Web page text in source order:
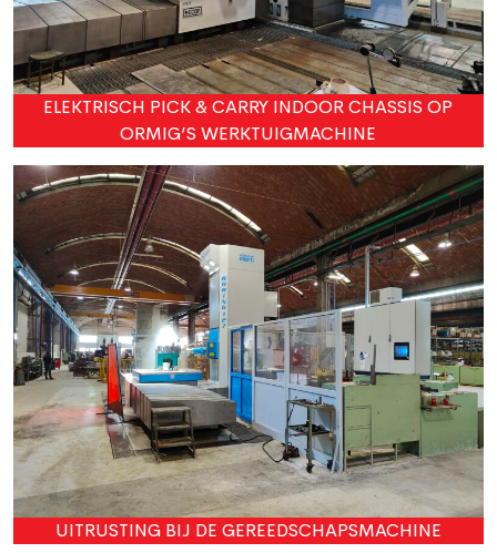
ELEKTRISCH PICK & CARRY INDOOR CHASSIS OP
ORMIG’S WERKTUIGMACHINE
UITRUSTING BIJ DE GEREEDSCHAPSMACHINE